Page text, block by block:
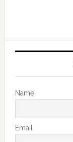
Name
Email